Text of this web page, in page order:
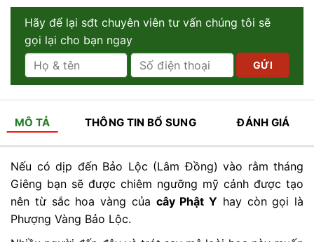
Hãy để lại sđt chuyên viên tư vấn chúng tôi sẽ
gọi lại cho bạn ngay
MÔ TẢ THÔNG TIN BỔ SUNG ĐÁNH GIÁ
Nếu có dịp đến Bảo Lộc (Lâm Đồng) vào rằm tháng
Giêng bạn sẽ được chiêm ngưỡng mỹ cảnh được tạo
nên từ sắc hoa vàng của cây Phật Y hay còn gọi là
Phượng Vàng Bảo Lộc.